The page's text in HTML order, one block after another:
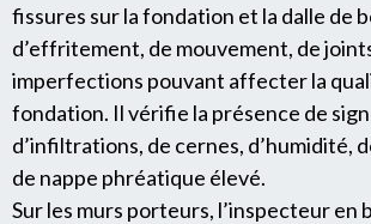
fissures sur la fondation et la dalle de
d’effritement, de mouvement, de
imperfections pouvant affecter la
fondation. Il vérifie la présence de
d’infiltrations, de cernes, d’humidité,
de nappe phréatique élevé.
Sur les murs porteurs, l’inspecteur en